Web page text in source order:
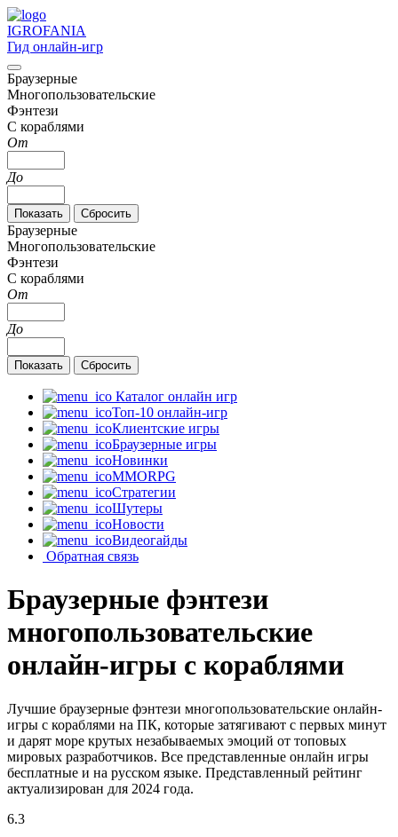
IGROFANIA
Гид онлайн-игр
Браузерные
Многопользовательские
Фэнтези
С кораблями
От
До
Браузерные
Многопользовательские
Фэнтези
С кораблями
От
До
Каталог онлайн игр
Топ-10 онлайн-игр
Клиентские игры
Браузерные игры
Новинки
MMORPG
Стратегии
Шутеры
Новости
Видеогайды
Обратная связь
Браузерные фэнтези
многопользовательские
онлайн-игры с кораблями
Лучшие браузерные фэнтези многопользовательские онлайн-
игры с кораблями на ПК, которые затягивают с первых минут
и дарят море крутых незабываемых эмоций от топовых
мировых разработчиков. Все представленные онлайн игры
бесплатные и на русском языке. Представленный рейтинг
актуализирован для 2024 года.
6.3